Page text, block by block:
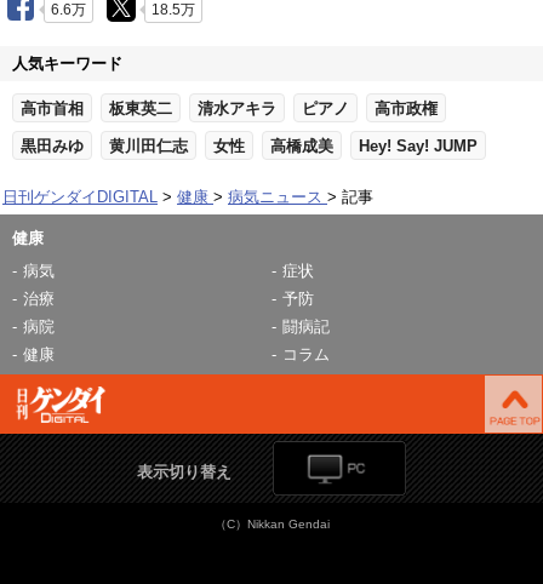
6.6万 18.5万
人気キーワード
高市首相 板東英二 清水アキラ ピアノ 高市政権
黒田みゆ 黄川田仁志 女性 高橋成美 Hey! Say! JUMP
日刊ゲンダイDIGITAL 健康 病気ニュース 記事
健康
病気
症状
治療
予防
病院
闘病記
健康
コラム
表示切り替え
（C）Nikkan Gendai